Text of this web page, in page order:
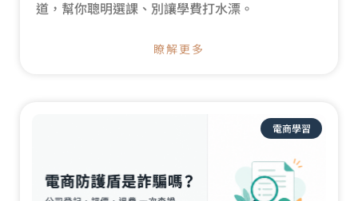
道，幫你聰明選課、別讓學費打水漂。
瞭解更多
電商學習